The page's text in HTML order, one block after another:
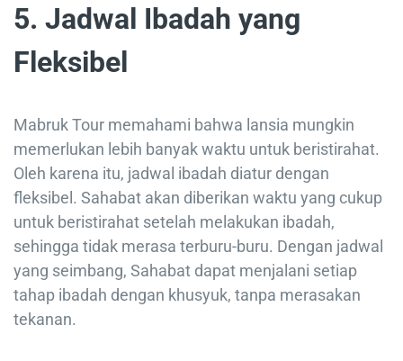
5. Jadwal Ibadah yang
Fleksibel
Mabruk Tour memahami bahwa lansia mungkin
memerlukan lebih banyak waktu untuk beristirahat.
Oleh karena itu, jadwal ibadah diatur dengan
fleksibel. Sahabat akan diberikan waktu yang cukup
untuk beristirahat setelah melakukan ibadah,
sehingga tidak merasa terburu-buru. Dengan jadwal
yang seimbang, Sahabat dapat menjalani setiap
tahap ibadah dengan khusyuk, tanpa merasakan
tekanan.